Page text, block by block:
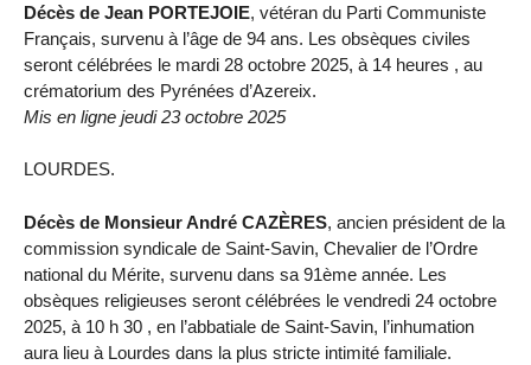
Décès de Jean PORTEJOIE, vétéran du Parti Communiste
Français, survenu à l’âge de 94 ans. Les obsèques civiles
seront célébrées le mardi 28 octobre 2025, à 14 heures , au
crématorium des Pyrénées d’Azereix.
Mis en ligne jeudi 23 octobre 2025
LOURDES.
Décès de Monsieur André CAZÈRES, ancien président de la
commission syndicale de Saint-Savin, Chevalier de l’Ordre
national du Mérite, survenu dans sa 91ème année. Les
obsèques religieuses seront célébrées le vendredi 24 octobre
2025, à 10 h 30 , en l’abbatiale de Saint-Savin, l’inhumation
aura lieu à Lourdes dans la plus stricte intimité familiale.